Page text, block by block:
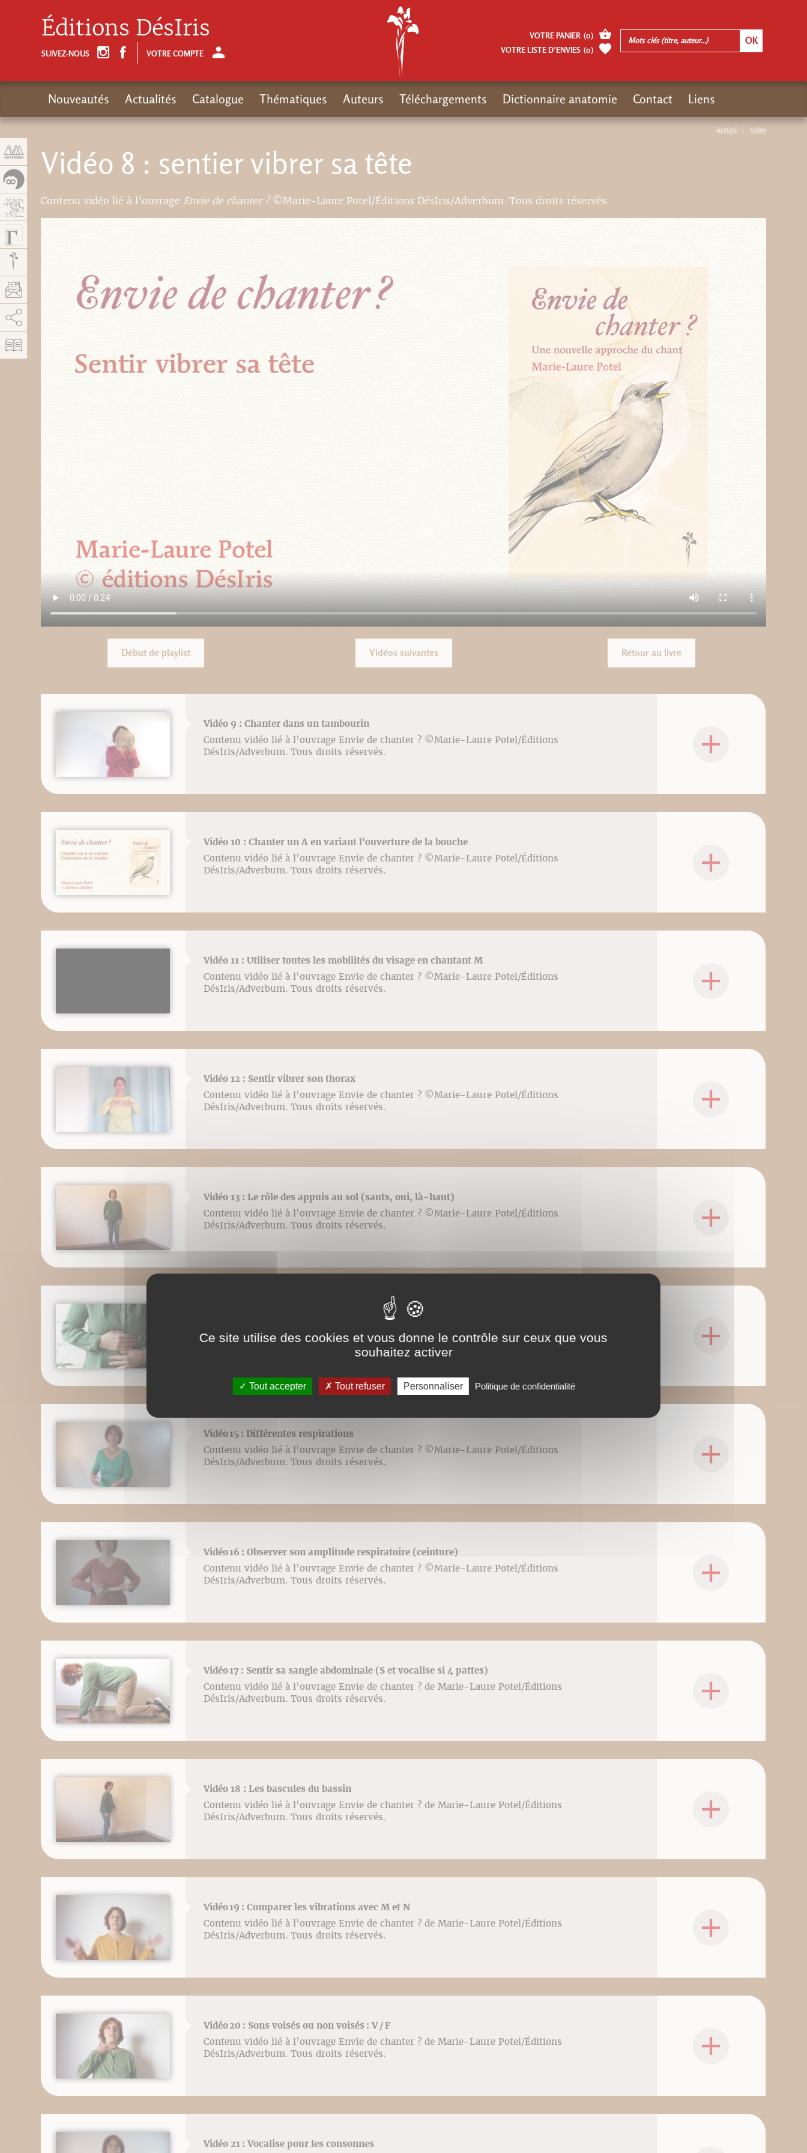
Accueil video
Vidéo 8 : sentier vibrer sa tête
Contenu vidéo lié à l’ouvrage Envie de chanter ?©️Marie-Laure Potel/Éditions DésIris/Adverbum. Tous droits réservés.
Début de playlist Vidéos suivantes Retour au livre
Vidéo 9 : Chanter dans un tambourin
Contenu vidéo lié à l’ouvrage Envie de chanter ? ©️Marie-Laure Potel/Éditions
DésIris/Adverbum. Tous droits réservés.
Vidéo 10 : Chanter un A en variant l'ouverture de la bouche
Contenu vidéo lié à l’ouvrage Envie de chanter ? ©️Marie-Laure Potel/Éditions
DésIris/Adverbum. Tous droits réservés.
Vidéo 11 : Utiliser toutes les mobilités du visage en chantant M
Contenu vidéo lié à l’ouvrage Envie de chanter ? ©️Marie-Laure Potel/Éditions
DésIris/Adverbum. Tous droits réservés.
Vidéo 12 : Sentir vibrer son thorax
Contenu vidéo lié à l’ouvrage Envie de chanter ? ©️Marie-Laure Potel/Éditions
DésIris/Adverbum. Tous droits réservés.
Vidéo 13 : Le rôle des appuis au sol (sauts, oui, là-haut)
Contenu vidéo lié à l’ouvrage Envie de chanter ? ©️Marie-Laure Potel/Éditions
DésIris/Adverbum. Tous droits réservés.
Contenu vidéo lié à l’ouvrage Envie de chanter ? ©️Marie-Laure Potel/Éditions
DésIris/Adverbum. Tous droits réservés.
Vidéo 15 : Différentes respirations
Contenu vidéo lié à l’ouvrage Envie de chanter ? ©️Marie-Laure Potel/Éditions
DésIris/Adverbum. Tous droits réservés.
Vidéo 16 : Observer son amplitude respiratoire (ceinture)
Contenu vidéo lié à l’ouvrage Envie de chanter ? ©️Marie-Laure Potel/Éditions
DésIris/Adverbum. Tous droits réservés.
Vidéo 17 : Sentir sa sangle abdominale (S et vocalise si 4 pattes)
Contenu vidéo lié à l’ouvrage Envie de chanter ? de Marie-Laure Potel/Éditions
DésIris/Adverbum. Tous droits réservés.
Vidéo 18 : Les bascules du bassin
Contenu vidéo lié à l’ouvrage Envie de chanter ? de Marie-Laure Potel/Éditions
DésIris/Adverbum. Tous droits réservés.
Vidéo 19 : Comparer les vibrations avec M et N
Contenu vidéo lié à l’ouvrage Envie de chanter ? de Marie-Laure Potel/Éditions
DésIris/Adverbum. Tous droits réservés.
Vidéo 20 : Sons voisés ou non voisés : V / F
Contenu vidéo lié à l’ouvrage Envie de chanter ? de Marie-Laure Potel/Éditions
DésIris/Adverbum. Tous droits réservés.
Vidéo 21 : Vocalise pour les consonnes
Éditions DésIris
SUIVEZ-NOUS VOTRE COMPTE
VOTRE PANIER (0)
VOTRE LISTE D’ENVIES (0)
Nouveautés Actualités Catalogue Thématiques Auteurs Téléchargements Dictionnaire anatomie Contact Liens
Ce site utilise des cookies et vous donne le contrôle sur ceux que vous
souhaitez activer
Tout accepter Tout refuser Personnaliser Politique de confidentialité